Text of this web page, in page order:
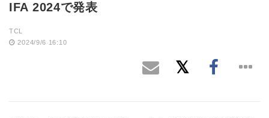
IFA 2024で発表
TCL
2024/9/6 16:10